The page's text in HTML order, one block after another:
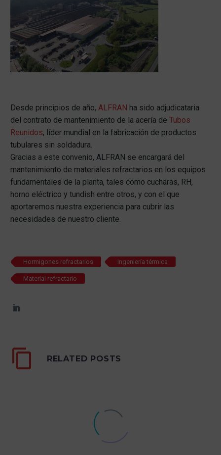
Desde principios de año, ALFRAN ha sido adjudicataria
del contrato de mantenimiento de la acería de Tubos
Reunidos, líder mundial en la fabricación de productos
tubulares sin soldadura.
Gracias a este convenio, ALFRAN se encargará del
mantenimiento de materiales refractarios en los equipos
fundamentales de la planta, tales como cucharas, RH,
horno eléctrico y tundish entre otros, y con el que
aportaremos nuestra experiencia para cubrir las
necesidades de nuestro cliente.
Hormigones refractarios Ingeniería térmica
Material refractario
RELATED POSTS